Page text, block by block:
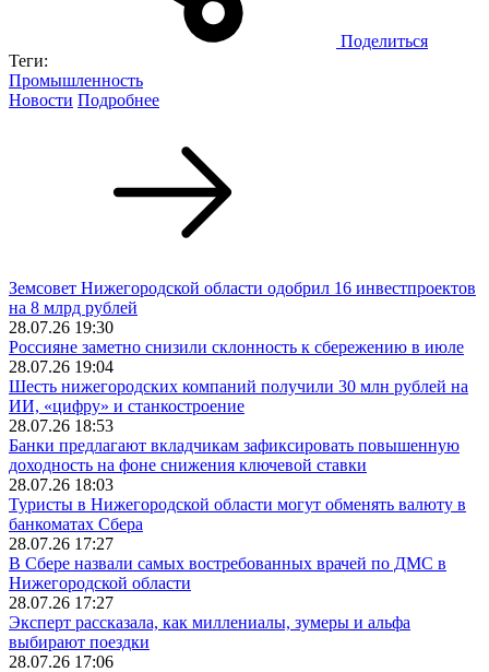
Поделиться
Теги:
Промышленность
Новости Подробнее
Земсовет Нижегородской области одобрил 16 инвестпроектов
на 8 млрд рублей
28.07.26 19:30
Россияне заметно снизили склонность к сбережению в июле
28.07.26 19:04
Шесть нижегородских компаний получили 30 млн рублей на
ИИ, «цифру» и станкостроение
28.07.26 18:53
Банки предлагают вкладчикам зафиксировать повышенную
доходность на фоне снижения ключевой ставки
28.07.26 18:03
Туристы в Нижегородской области могут обменять валюту в
банкоматах Сбера
28.07.26 17:27
В Сбере назвали самых востребованных врачей по ДМС в
Нижегородской области
28.07.26 17:27
Эксперт рассказала, как миллениалы, зумеры и альфа
выбирают поездки
28.07.26 17:06